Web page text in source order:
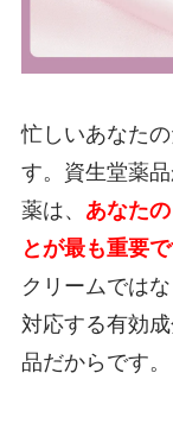
忙しいあなた
す。資生堂薬
薬は、 あなた
とが最も重要で
クリームでは
対応する有効
品だからです。